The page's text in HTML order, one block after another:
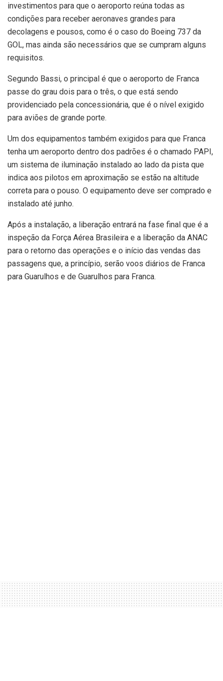
investimentos para que o aeroporto reúna todas as
condições para receber aeronaves grandes para
decolagens e pousos, como é o caso do Boeing 737 da
GOL, mas ainda são necessários que se cumpram alguns
requisitos.
Segundo Bassi, o principal é que o aeroporto de Franca
passe do grau dois para o três, o que está sendo
providenciado pela concessionária, que é o nível exigido
para aviões de grande porte.
Um dos equipamentos também exigidos para que Franca
tenha um aeroporto dentro dos padrões é o chamado PAPI,
um sistema de iluminação instalado ao lado da pista que
indica aos pilotos em aproximação se estão na altitude
correta para o pouso. O equipamento deve ser comprado e
instalado até junho.
Após a instalação, a liberação entrará na fase final que é a
inspeção da Força Aérea Brasileira e a liberação da ANAC
para o retorno das operações e o início das vendas das
passagens que, a princípio, serão voos diários de Franca
para Guarulhos e de Guarulhos para Franca.